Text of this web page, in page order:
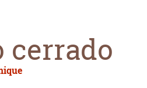
cerrado